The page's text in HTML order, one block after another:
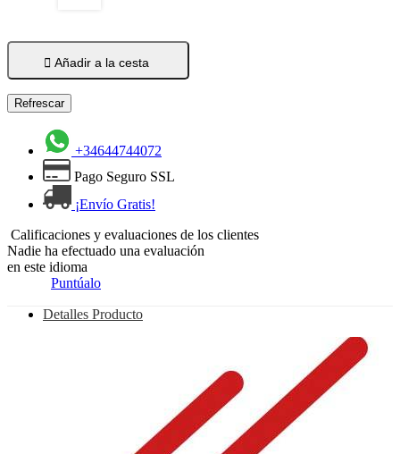
 Añadir a la cesta
+34644744072
Pago Seguro SSL
¡Envío Gratis!
Calificaciones y evaluaciones de los clientes
Nadie ha efectuado una evaluación
en este idioma
Puntúalo
Detalles Producto